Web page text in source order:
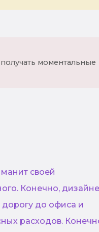
моментальные
своей
Конечно,
до офиса и
расходов.